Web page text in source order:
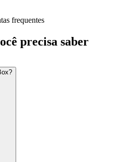
frequentes
precisa saber